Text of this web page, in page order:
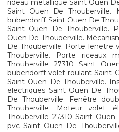
rideau metallique Saint Ouen
Saint Ouen De Thouberville.
bubendorff Saint Ouen De
Saint Ouen De Thouberville.
Ouen De Thouberville.
De Thouberville. Porte fenetre
Thouberville. Porte rideaux
Thouberville 27310 Saint
bubendorff volet roulant Saint
Saint Ouen De Thouberville.
électriques Saint Ouen De
De Thouberville. Fenêtre
Thouberville. Moteur volet
Thouberville 27310 Saint
pvc Saint Ouen De